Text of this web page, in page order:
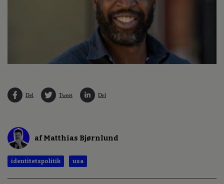
Del Tweet Del
af Matthias Bjørnlund
identitetspolitik usa